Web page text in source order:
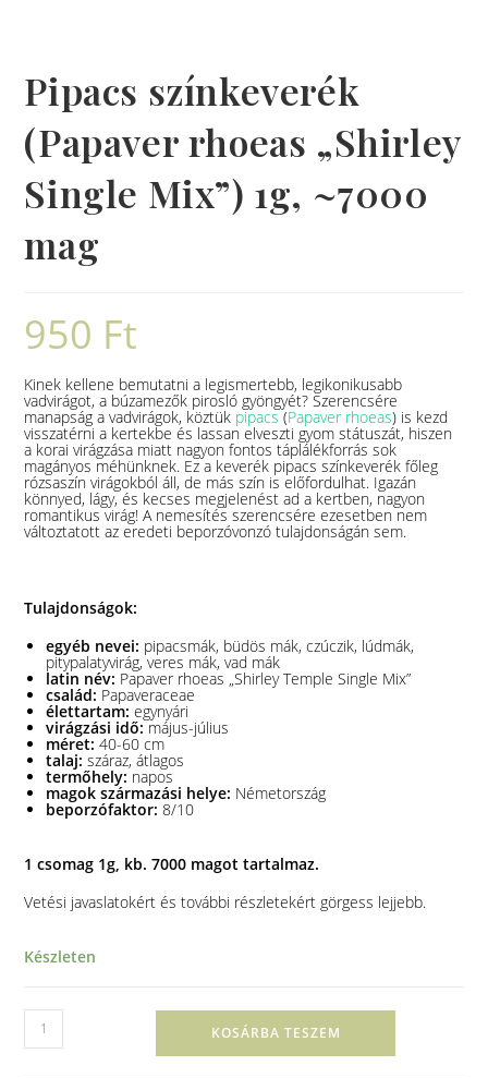
Pipacs színkeverék
(Papaver rhoeas „Shirley
Single Mix”) 1g, ~7000
mag
950 Ft
Kinek kellene bemutatni a legismertebb, legikonikusabb
vadvirágot, a búzamezők pirosló gyöngyét? Szerencsére
manapság a vadvirágok, köztük pipacs(Papaver rhoeas) is kezd
visszatérni a kertekbe és lassan elveszti gyom státuszát, hiszen
a korai virágzása miatt nagyon fontos táplálékforrás sok
magányos méhünknek. Ez a keverék pipacs színkeverék főleg
rózsaszín virágokból áll, de más szín is előfordulhat. Igazán
könnyed, lágy, és kecses megjelenést ad a kertben, nagyon
romantikus virág! A nemesítés szerencsére ezesetben nem
változtatott az eredeti beporzóvonzó tulajdonságán sem.
Tulajdonságok:
egyéb nevei: pipacsmák, büdös mák, czúczik, lúdmák,
pitypalatyvirág, veres mák, vad mák
latin név: Papaver rhoeas „Shirley Temple Single Mix”
család: Papaveraceae
élettartam:egynyári
virágzási idő:május-július
méret: 40-60 cm
talaj:száraz, átlagos
termőhely: napos
magok származási helye: Németország
beporzófaktor:8/10
1 csomag 1g, kb. 7000 magot tartalmaz.
Vetési javaslatokért és további részletekért görgess lejjebb.
Készleten
KOSÁRBA TESZEM